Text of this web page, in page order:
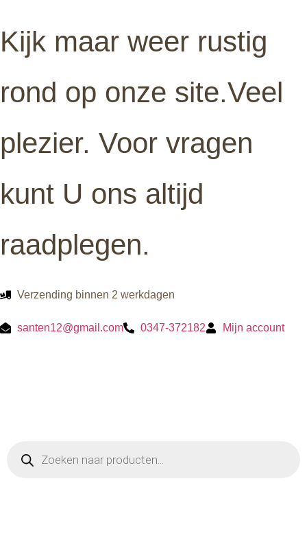
Kijk maar weer rustig
rond op onze site.Veel
plezier. Voor vragen
kunt U ons altijd
raadplegen.
Verzending binnen 2 werkdagen
santen12@gmail.com 0347-372182 Mijn account